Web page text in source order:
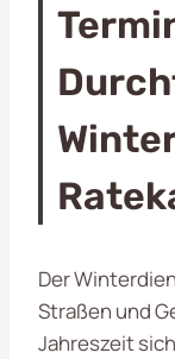
Der
Straßen und
Jahreszeit